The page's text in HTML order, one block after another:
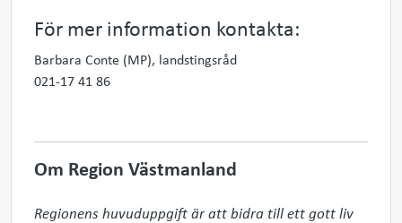
För mer information kontakta:
Barbara Conte (MP), landstingsråd
021-17 41 86
Om Region Västmanland
Regionens huvuduppgift är att bidra till ett gott liv